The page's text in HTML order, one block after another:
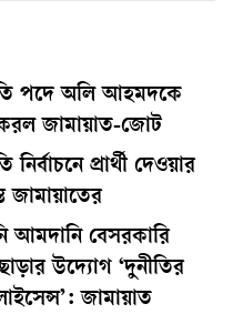
পদে অলি আহমদকে
করল জামায়াত-জোট
নির্বাচনে প্রার্থী দেওয়ার
জামায়াতের
আমদানি বেসরকারি
উদ্যোগ ‘দুনীতির
জামায়াত